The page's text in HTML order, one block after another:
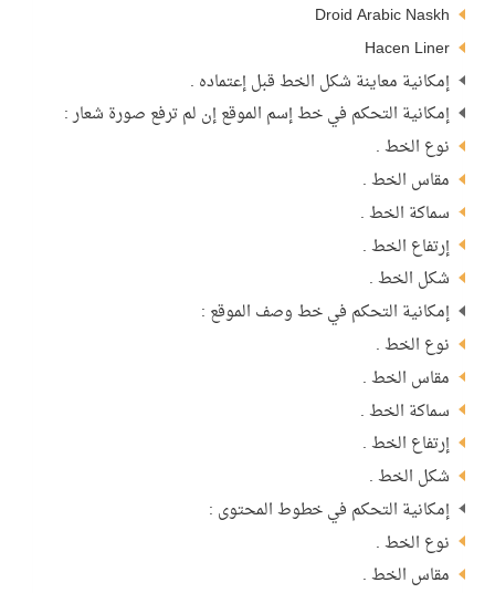
Droid Arabic Naskh
Hacen Liner
إمكانية معاينة شكل الخط قبل إعتماده .
إمكانية التحكم في خط إسم الموقع إن لم ترفع صورة شعار :
نوع الخط .
مقاس الخط .
سماكة الخط .
إرتفاع الخط .
شكل الخط .
إمكانية التحكم في خط وصف الموقع :
نوع الخط .
مقاس الخط .
سماكة الخط .
إرتفاع الخط .
شكل الخط .
إمكانية التحكم في خطوط المحتوى :
نوع الخط .
مقاس الخط .